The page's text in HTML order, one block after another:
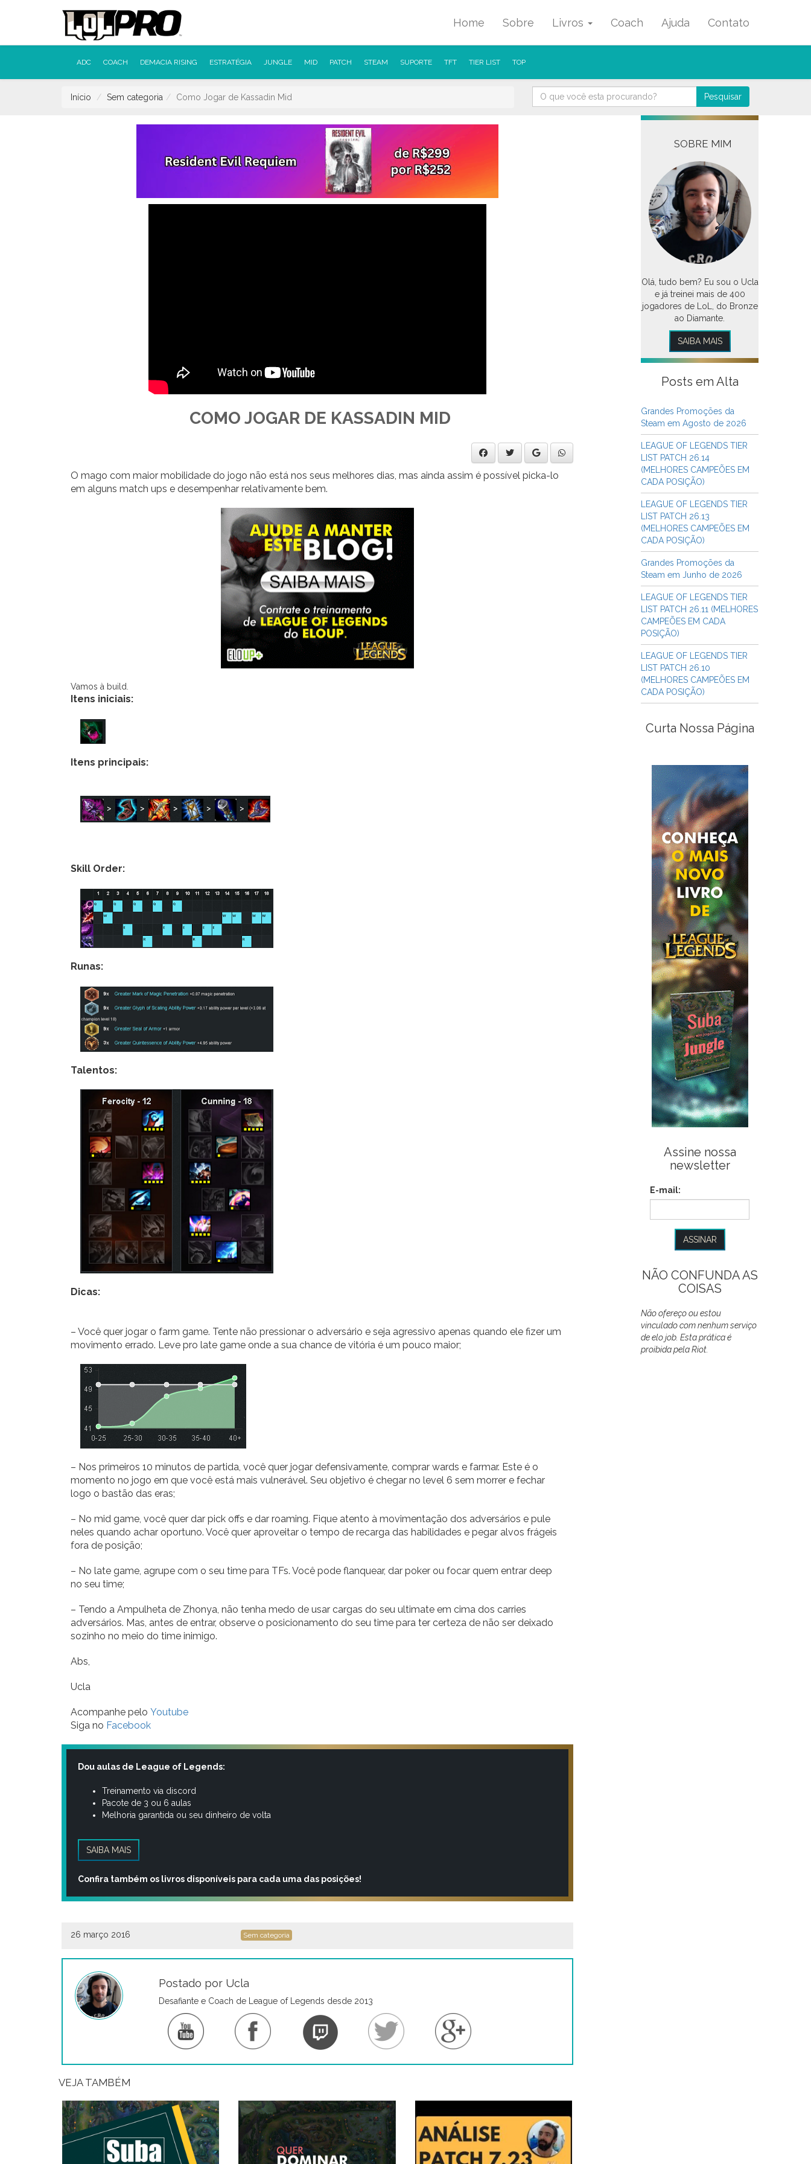
Home Sobre Livros Coach Ajuda Contato
ADC COACH DEMACIA RISING ESTRATÉGIA JUNGLE MID PATCH STEAM SUPORTE TFT TIER LIST TOP
Início Sem categoria Como Jogar de Kassadin Mid Pesquisar
COMO JOGAR DE KASSADIN MID
O mago com maior mobilidade do jogo não está nos seus melhores dias, mas ainda assim é possível picka-lo
em alguns match ups e desempenhar relativamente bem.
Vamos à build.
Itens iniciais:
Itens principais:
Skill Order:
Runas:
Talentos:
Dicas:
– Você quer jogar o farm game. Tente não pressionar o adversário e seja agressivo apenas quando ele fizer um
movimento errado. Leve pro late game onde a sua chance de vitória é um pouco maior;
– Nos primeiros 10 minutos de partida, você quer jogar defensivamente, comprar wards e farmar. Este é o
momento no jogo em que você está mais vulnerável. Seu objetivo é chegar no level 6 sem morrer e fechar
logo o bastão das eras;
– No mid game, você quer dar pick offs e dar roaming. Fique atento à movimentação dos adversários e pule
neles quando achar oportuno. Você quer aproveitar o tempo de recarga das habilidades e pegar alvos frágeis
fora de posição;
– No late game, agrupe com o seu time para TFs. Você pode flanquear, dar poker ou focar quem entrar deep
no seu time;
– Tendo a Ampulheta de Zhonya, não tenha medo de usar cargas do seu ultimate em cima dos carries
adversários. Mas, antes de entrar, observe o posicionamento do seu time para ter certeza de não ser deixado
sozinho no meio do time inimigo.
Abs,
Ucla
Acompanhe pelo Youtube
Siga no Facebook
Dou aulas de League of Legends:
Treinamento via discord
Pacote de 3 ou 6 aulas
Melhoria garantida ou seu dinheiro de volta
SAIBA MAIS
Confira também os livros disponíveis para cada uma das posições!
26 março 2016 Sem categoria
Postado por Ucla
Desafiante e Coach de League of Legends desde 2013
VEJA TAMBÉM
SOBRE MIM
Olá, tudo bem? Eu sou o Ucla
e já treinei mais de 400
jogadores de LoL, do Bronze
ao Diamante.
SAIBA MAIS
Posts em Alta
Grandes Promoções da
Steam em Agosto de 2026
LEAGUE OF LEGENDS TIER
LIST PATCH 26.14
(MELHORES CAMPEÕES EM
CADA POSIÇÃO)
LEAGUE OF LEGENDS TIER
LIST PATCH 26.13
(MELHORES CAMPEÕES EM
CADA POSIÇÃO)
Grandes Promoções da
Steam em Junho de 2026
LEAGUE OF LEGENDS TIER
LIST PATCH 26.11 (MELHORES
CAMPEÕES EM CADA
POSIÇÃO)
LEAGUE OF LEGENDS TIER
LIST PATCH 26.10
(MELHORES CAMPEÕES EM
CADA POSIÇÃO)
Curta Nossa Página
Assine nossa
newsletter
E-mail:
NÃO CONFUNDA AS
COISAS
Não ofereço ou estou
vinculado com nenhum serviço
de elo job. Esta prática é
proibida pela Riot.